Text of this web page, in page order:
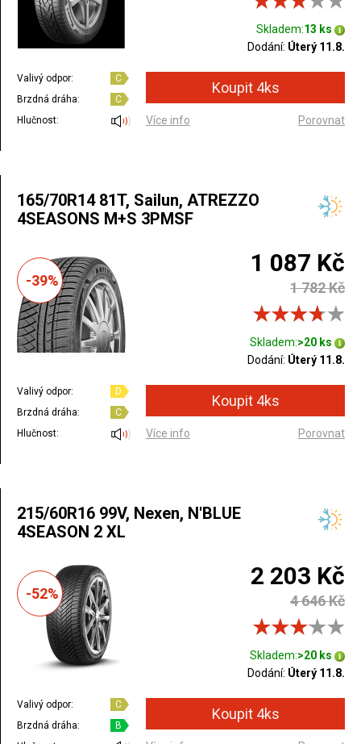
Skladem:13 ks
Dodání: Úterý 11.8.
Valivý odpor:
C
Brzdná dráha:
C
Hlučnost:
Více info Porovnat
165/70R14 81T, Sailun, ATREZZO
4SEASONS M+S 3PMSF
-39%
1 087 Kč
1 782 Kč
Skladem:>20 ks
Dodání: Úterý 11.8.
Valivý odpor:
D
Brzdná dráha:
C
Hlučnost:
Více info Porovnat
215/60R16 99V, Nexen, N'BLUE
4SEASON 2 XL
-52%
2 203 Kč
4 646 Kč
Skladem:>20 ks
Dodání: Úterý 11.8.
Valivý odpor:
C
Brzdná dráha:
B